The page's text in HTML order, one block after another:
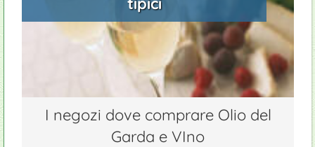
I negozi dove comprare Olio del
Garda e VIno